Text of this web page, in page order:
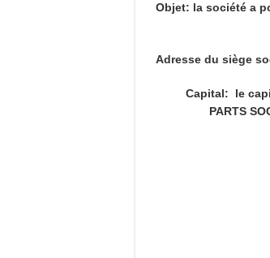
Objet: la société a
Adresse du siège
Capital: le
PARTS